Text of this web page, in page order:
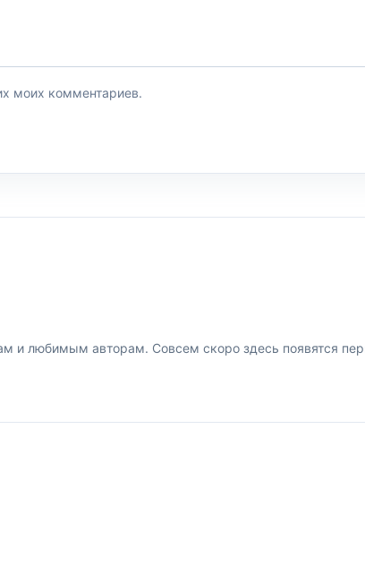
моих комментариев.
любимым авторам. Совсем скоро здесь появятся